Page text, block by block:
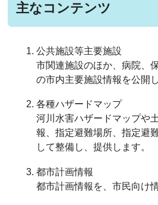
主なコンテンツ
公共施設等主要施設
市関連施設のほか、病院、
の市内主要施設情報を公開
各種ハザードマップ
河川水害ハザードマップや
報、指定避難場所、指定避
して整備し、提供します。
都市計画情報
都市計画情報を、市民向け